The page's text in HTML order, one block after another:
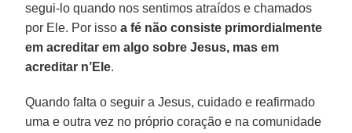
segui-lo quando nos sentimos atraídos e chamados
por Ele. Por issoa fé não consiste primordialmente
em acreditar em algo sobre Jesus, mas em
acreditar n’Ele.
Quando falta o seguir a Jesus, cuidado e reafirmado
uma e outra vez no próprio coração e na comunidade